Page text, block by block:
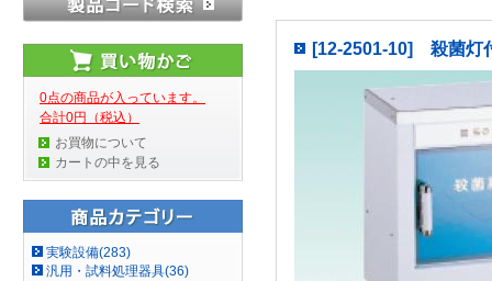
0点の商品が入っています。
合計0円（税込）
お買物について
カートの中を見る
実験設備(283)
汎用・試料処理器具(36)
[12-2501-10] 殺菌灯